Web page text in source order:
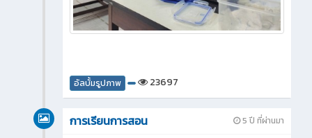
อัลบั้มรูปภาพ 23697
5 ปี ที่ผ่านมา
การเรียนการสอน